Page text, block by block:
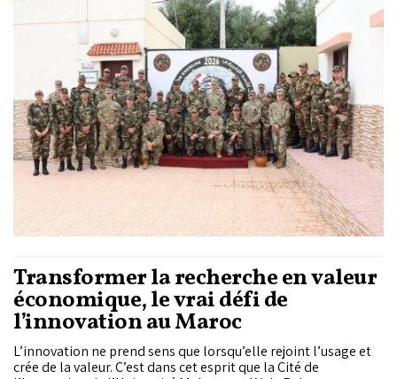
Transformer la recherche en valeur
économique, le vrai défi de
l’innovation au Maroc
L’innovation ne prend sens que lorsqu’elle rejoint l’usage et
crée de la valeur. C’est dans cet esprit que la Cité de